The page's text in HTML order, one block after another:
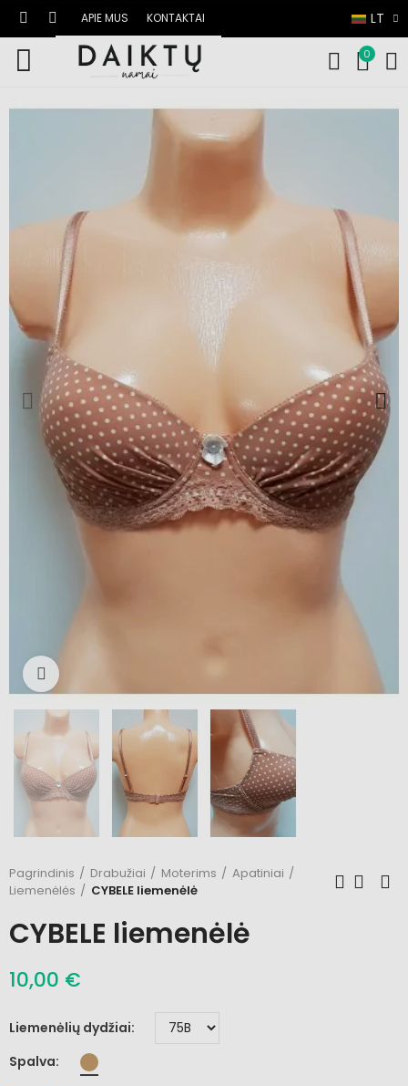
LT
APIE MUS KONTAKTAI
0
Pagrindinis Drabužiai Moterims
Apatiniai
Liemenėlės
CYBELE liemenėlė
CYBELE liemenėlė
10,00 €
Liemenėlių dydžiai
Spalva